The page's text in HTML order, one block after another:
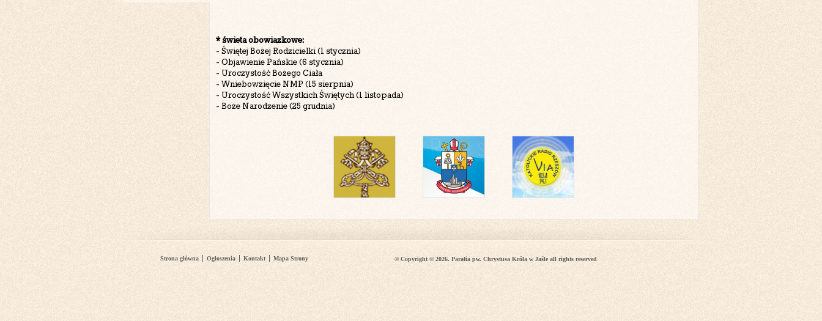
* święta obowiązkowe:
- Świętej Bożej Rodzicielki (1 stycznia)
- Objawienie Pańskie (6 stycznia)
- Uroczystość Bożego Ciała
- Wniebowzięcie NMP (15 sierpnia)
- Uroczystość Wszystkich Świętych (1 listopada)
- Boże Narodzenie (25 grudnia)
Strona główna Ogłoszenia Kontakt Mapa Strony © Copyright © 2026. Parafia pw. Chrystusa Króla w Jaśle all rights reserved